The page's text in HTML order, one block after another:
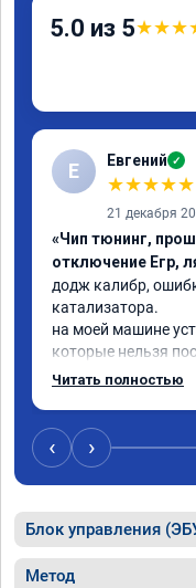
5.0 из 5★★★
Е Евгений ✓
★★★★★
21 декабря
«Чип тюнинг,
отключение Егр,
додж калибр,
катализатора.
на моей машине
которые нельзя
прошивку под евро
который изменил
сек залил его в
проехал уже 100
хотя раньше после
выскакивал
работой доволен.
Читать полностью
‹ ›
Блок управления
Метод